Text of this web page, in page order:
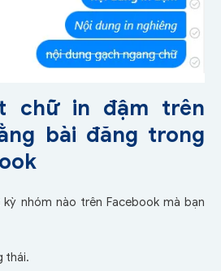
chữ in đậm trên
bài đăng trong
nhóm nào trên Facebook mà bạn
thái.